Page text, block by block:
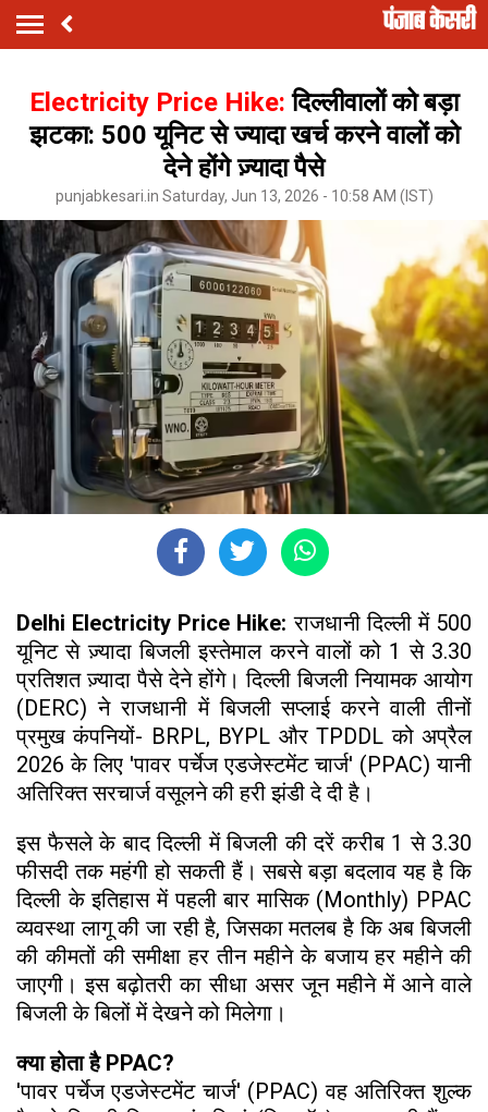
Electricity Price Hike:दिल्लीवालों को बड़ा
झटका: 500 यूनिट से ज्यादा खर्च करने वालों को
देने होंगे ज़्यादा पैसे
punjabkesari.in Saturday, Jun 13, 2026 - 10:58 AM (IST)
Delhi Electricity Price Hike: राजधानी दिल्ली में 500
यूनिट से ज़्यादा बिजली इस्तेमाल करने वालों को 1 से 3.30
प्रतिशत ज़्यादा पैसे देने होंगे। दिल्ली बिजली नियामक आयोग
(DERC) ने राजधानी में बिजली सप्लाई करने वाली तीनों
प्रमुख कंपनियों- BRPL, BYPL और TPDDL को अप्रैल
2026 के लिए 'पावर पर्चेज एडजेस्टमेंट चार्ज' (PPAC) यानी
अतिरिक्त सरचार्ज वसूलने की हरी झंडी दे दी है।
इस फैसले के बाद दिल्ली में बिजली की दरें करीब 1 से 3.30
फीसदी तक महंगी हो सकती हैं। सबसे बड़ा बदलाव यह है कि
दिल्ली के इतिहास में पहली बार मासिक (Monthly) PPAC
व्यवस्था लागू की जा रही है, जिसका मतलब है कि अब बिजली
की कीमतों की समीक्षा हर तीन महीने के बजाय हर महीने की
जाएगी। इस बढ़ोतरी का सीधा असर जून महीने में आने वाले
बिजली के बिलों में देखने को मिलेगा।
क्या होता है PPAC?
'पावर पर्चेज एडजेस्टमेंट चार्ज' (PPAC) वह अतिरिक्त शुल्क